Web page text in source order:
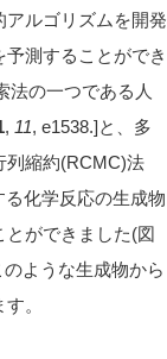
ルゴリズムを開発
測することができ
法の一つである人
, 11, e1538.]と、多
列縮約(RCMC)法
化学反応の生成物
とができました(図
ような生成物から
。